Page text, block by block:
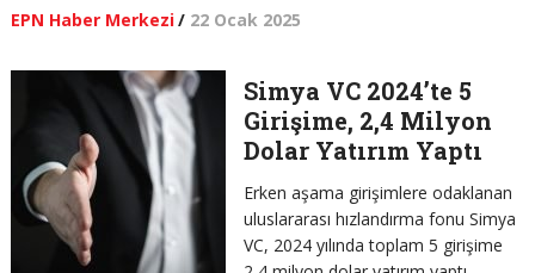
EPN Haber Merkezi/ 22 Ocak 2025
Simya VC 2024’te 5
Girişime, 2,4 Milyon
Dolar Yatırım Yaptı
Erken aşama girişimlere odaklanan
uluslararası hızlandırma fonu Simya
VC, 2024 yılında toplam 5 girişime